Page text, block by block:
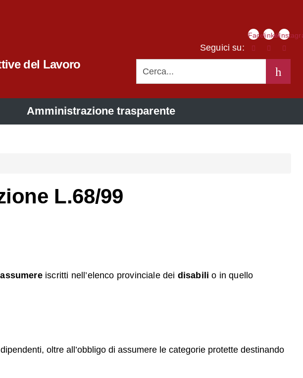
del Lavoro
Seguici su:
Facebook
linkedIn
Amministrazione trasparente
L.68/99
iscritti nell’elenco provinciale dei disabili o in quello
oltre all’obbligo di assumere le categorie protette destinando